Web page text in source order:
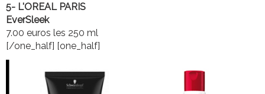
5- L'OREAL PARIS
EverSleek
7.00 euros les 250 ml
[/one_half] [one_half]